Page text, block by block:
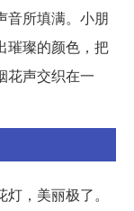
音所填满。小朋
璀璨的颜色，把
花声交织在一
，美丽极了。